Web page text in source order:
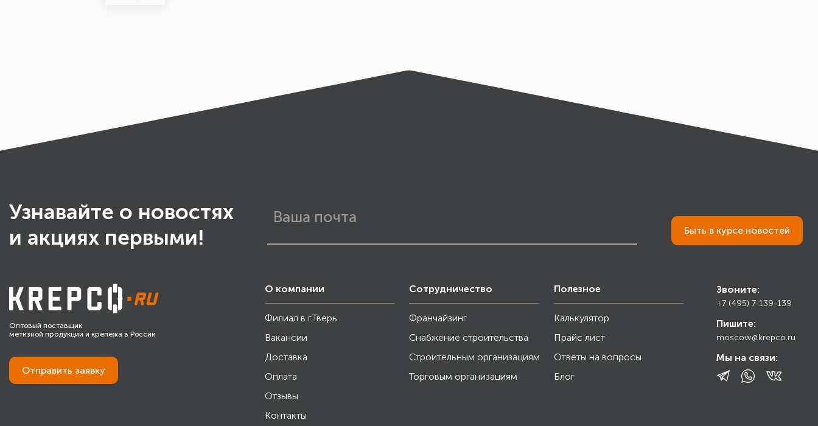
Узнавайте о новостях
и акциях первыми!
Быть в курсе новостей
Оптовый поставщик
метизной продукции и крепежа в России
Отправить заявку
О компании
Филиал в г.Тверь
Вакансии
Доставка
Оплата
Отзывы
Контакты
Сотрудничество
Франчайзинг
Снабжение строительства
Строительным организациям
Торговым организациям
Полезное
Калькулятор
Прайс лист
Ответы на вопросы
Блог
Звоните:
+7 (495) 7-139-139
Пишите:
moscow@krepco.ru
Мы на связи: